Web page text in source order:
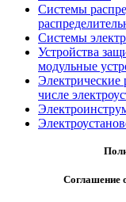
Системы
Системы
Устройства
модульные
Электрические
числе
Соглашение